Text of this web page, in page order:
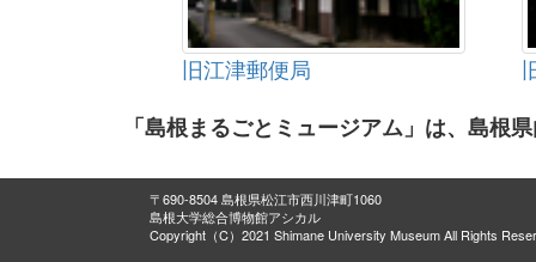
旧江津郵便局
「島根まるごとミュージアム」は、島根
〒690-8504 島根県松江市西川津町1060
島根大学総合博物館アシカル
Copyright（C）2021 Shimane University Museum All Rights